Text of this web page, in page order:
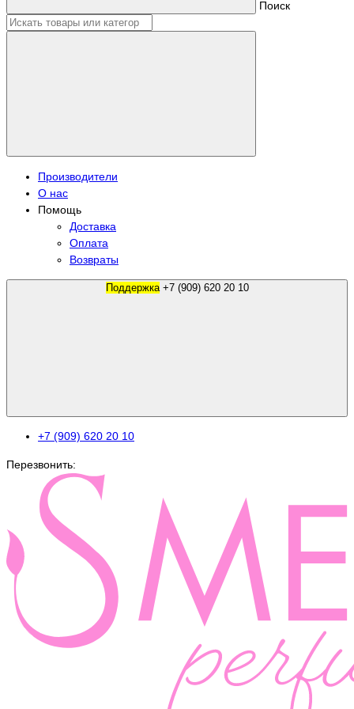
Поиск
Производители
О нас
Помощь
Доставка
Оплата
Возвраты
Поддержка +7 (909) 620 20 10
+7 (909) 620 20 10
Перезвонить: